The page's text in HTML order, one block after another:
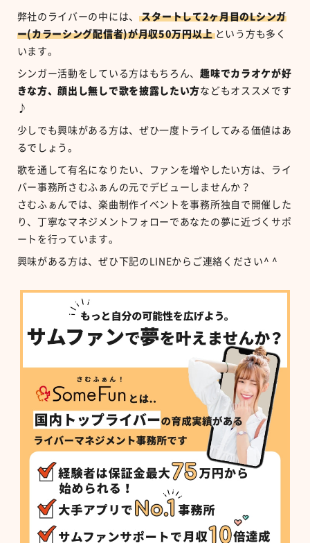
弊社のライバーの中には、
スタートして2ヶ月目のLシンガ
ー(カラーシング配信者)が月収50万円以上 という方も多く
います。
シンガー活動をしている方はもちろん、趣味でカラオケが好
きな方、顔出し無しで歌を披露したい方などもオススメです
♪
少しでも興味がある方は、ぜひ一度トライしてみる価値はあ
るでしょう。
歌を通して有名になりたい、ファンを増やしたい方は、ライ
バー事務所さむふぁんの元でデビューしませんか？
さむふぁんでは、楽曲制作イベントを事務所独自で開催した
り、丁寧なマネジメントフォローであなたの夢に近づくサポ
ートを行っています。
興味がある方は、ぜひ下記のLINEからご連絡ください^ ^